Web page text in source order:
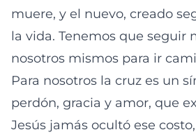
muere, y el nuevo, creado
la vida. Tenemos que seguir
nosotros mismos para ir
Para nosotros la cruz es un
perdón, gracia y amor, que
Jesús jamás ocultó ese